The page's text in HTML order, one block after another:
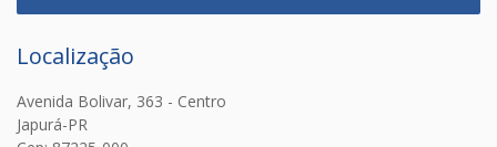
Localização
Avenida Bolivar, 363 - Centro
Japurá-PR